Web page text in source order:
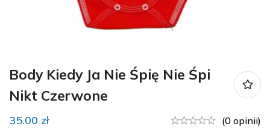
Body Kiedy Ja Nie Śpię Nie Śpi
Nikt Czerwone
35.00 zł (0 opinii)